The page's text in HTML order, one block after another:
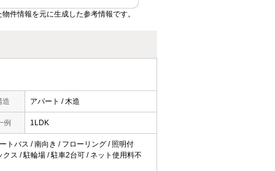
件情報を元に生成した参考情報です。
造 アパート / 木造
例 1LDK
トバス / 南向き / フローリング / 照明付
ス / 駐輪場 / 駐車2台可 / ネット使用料不